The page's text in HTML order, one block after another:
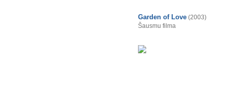
Garden of Love (2003)
Šausmu filma